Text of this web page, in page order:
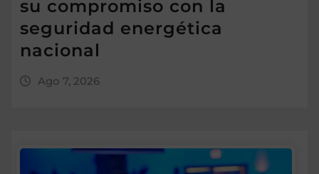
su compromiso con la
seguridad energética
nacional
Ago 7, 2026